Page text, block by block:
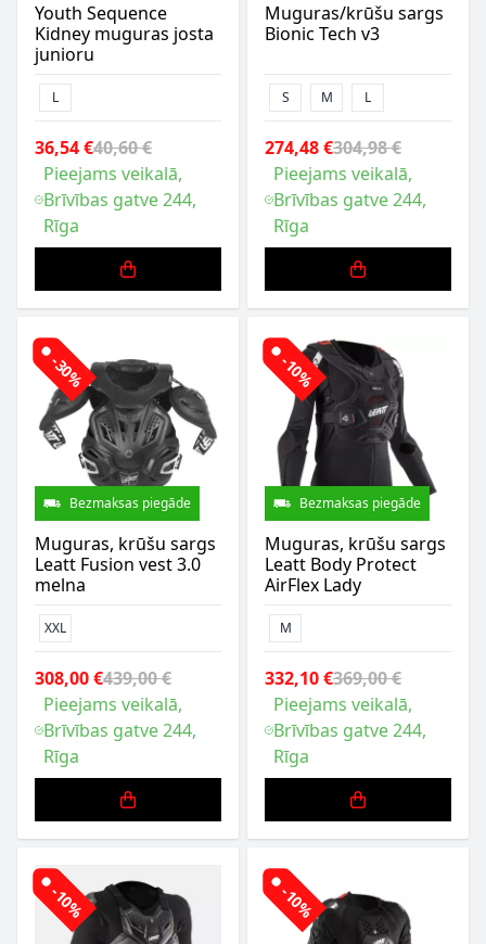
Youth Sequence
Kidney muguras josta
junioru
L
36,54 €40,60 €
Pieejams veikalā,
Brīvības gatve 244,
Rīga
Muguras/krūšu sargs
Bionic Tech v3
S M L
274,48 €304,98 €
Pieejams veikalā,
Brīvības gatve 244,
Rīga
-30%
Bezmaksas piegāde
Muguras, krūšu sargs
Leatt Fusion vest 3.0
melna
XXL
308,00 €439,00 €
Pieejams veikalā,
Brīvības gatve 244,
Rīga
-10%
Bezmaksas piegāde
Muguras, krūšu sargs
Leatt Body Protect
AirFlex Lady
M
332,10 €369,00 €
Pieejams veikalā,
Brīvības gatve 244,
Rīga
-10% -10%